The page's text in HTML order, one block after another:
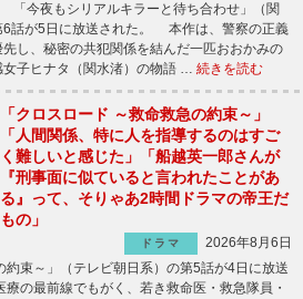
「今夜もシリアルキラーと待ち合わせ」（関
6話が5日に放送された。 本作は、警察の正義
し、秘密の共犯関係を結んだ一匹おおかみの
子ヒナタ（関水渚）の物語 … 続きを読む
「クロスロード ～救命救急の約束～」
「人間関係、特に人を指導するのはすご
く難しいと感じた」「船越英一郎さんが
『刑事面に似ていると言われたことがあ
る』って、そりゃあ2時間ドラマの帝王だ
もの」
ドラマ
2026年8月6日
束～」（テレビ朝日系）の第5話が4日に放送
の最前線でもがく、若き救命医・救急隊員・